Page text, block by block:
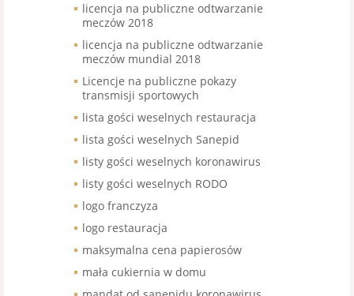
licencja na publiczne odtwarzanie
meczów 2018
licencja na publiczne odtwarzanie
meczów mundial 2018
Licencje na publiczne pokazy
transmisji sportowych
lista gości weselnych restauracja
lista gości weselnych Sanepid
listy gości weselnych koronawirus
listy gości weselnych RODO
logo franczyza
logo restauracja
maksymalna cena papierosów
mała cukiernia w domu